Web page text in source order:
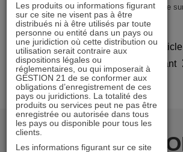
31.12.2018 - Partagez l'article
Article
précédent
Article
suivant
RESTER
Les produits ou informations figurant
sur ce site ne visent pas à être
distribués ni à être utilisés par toute
personne ou entité dans un pays ou
une juridiction où cette distribution ou
utilisation serait contraire aux
dispositions légales ou
réglementaires, ou qui imposerait à
GESTION 21 de se conformer aux
obligations d’enregistrement de ces
pays ou juridictions. La totalité des
produits ou services peut ne pas être
enregistrée ou autorisée dans tous
les pays ou disponible pour tous les
clients.
Les informations figurant sur ce site